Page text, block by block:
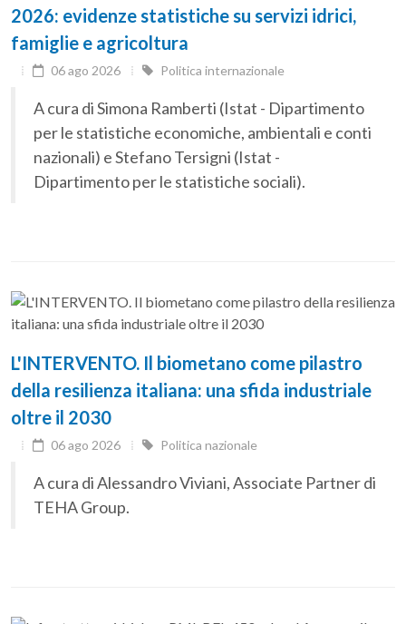
2026: evidenze statistiche su servizi idrici,
famiglie e agricoltura
06 ago 2026 Politica internazionale
A cura di Simona Ramberti (Istat - Dipartimento
per le statistiche economiche, ambientali e conti
nazionali) e Stefano Tersigni (Istat -
Dipartimento per le statistiche sociali).
L'INTERVENTO. Il biometano come pilastro
della resilienza italiana: una sfida industriale
oltre il 2030
06 ago 2026 Politica nazionale
A cura di Alessandro Viviani, Associate Partner di
TEHA Group.